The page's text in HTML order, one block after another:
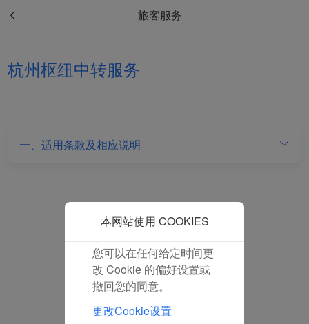
旅客服务
杭州枢纽中转服务
一、适用条款及相应说明
本网站使用 COOKIES
在您的浏览器中。
我们的营销绩效 (ii) 个性
方可以跟踪您的互联网行
为以使我们的内容和广告
放置所有的营销Cookie。
点击“拒绝”，我们将不会
您可以在任何给定时间更
改 Cookie 的偏好设置或
撤回您的同意。
更改Cookie设置